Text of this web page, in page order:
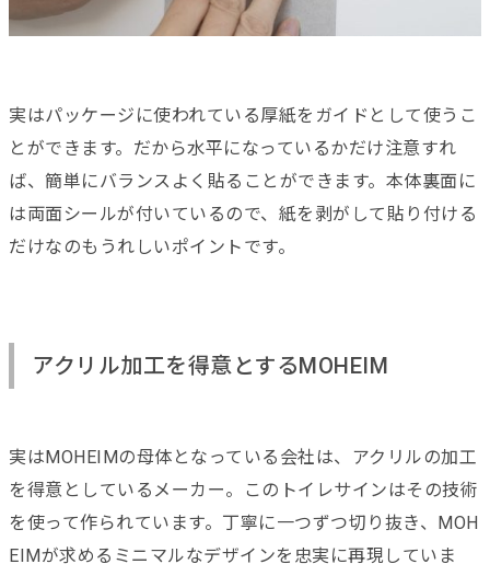
実はパッケージに使われている厚紙をガイドとして使うこ
とができます。だから水平になっているかだけ注意すれ
ば、簡単にバランスよく貼ることができます。本体裏面に
は両面シールが付いているので、紙を剥がして貼り付ける
だけなのもうれしいポイントです。
アクリル加工を得意とするMOHEIM
実はMOHEIMの母体となっている会社は、アクリルの加工
を得意としているメーカー。このトイレサインはその技術
を使って作られています。丁寧に一つずつ切り抜き、MOH
EIMが求めるミニマルなデザインを忠実に再現していま